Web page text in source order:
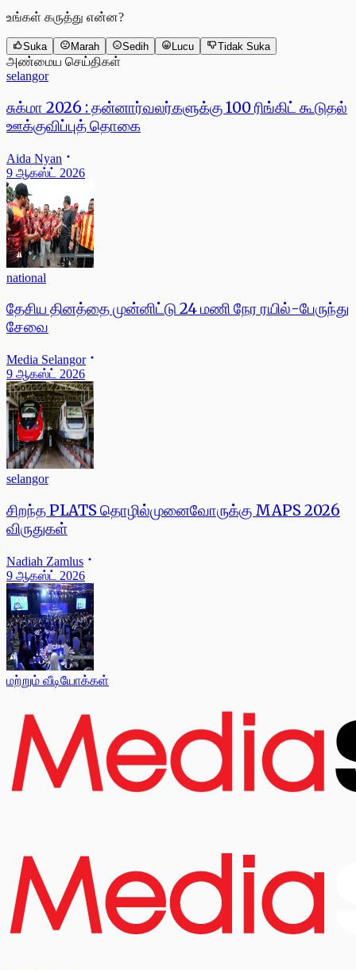
உங்கள் கருத்து என்ன?
Suka Marah Sedih Lucu Tidak Suka
அண்மைய செய்திகள்
selangor
சுக்மா 2026 : தன்னார்வலர்களுக்கு 100 ரிங்கிட் கூடுதல்
ஊக்குவிப்புத் தொகை
Aida Nyan
9 ஆகஸ்ட் 2026
national
தேசிய தினத்தை முன்னிட்டு 24 மணி நேர ரயில்-பேருந்து
சேவை
Media Selangor
9 ஆகஸ்ட் 2026
selangor
சிறந்த PLATS தொழில்முனைவோருக்கு MAPS 2026
விருதுகள்
Nadiah Zamlus
9 ஆகஸ்ட் 2026
மற்றும் வீடியோக்கள்